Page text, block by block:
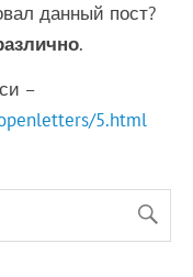
данный пост?
.
–
5.html